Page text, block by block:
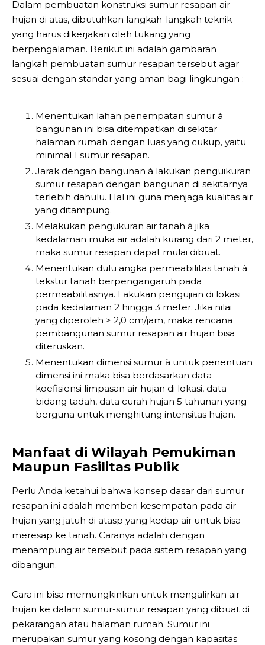
Dalam pembuatan konstruksi sumur resapan air
hujan di atas, dibutuhkan langkah-langkah teknik
yang harus dikerjakan oleh tukang yang
berpengalaman. Berikut ini adalah gambaran
langkah pembuatan sumur resapan tersebut agar
sesuai dengan standar yang aman bagi lingkungan :
Menentukan lahan penempatan sumur à
bangunan ini bisa ditempatkan di sekitar
halaman rumah dengan luas yang cukup, yaitu
minimal 1 sumur resapan.
Jarak dengan bangunan à lakukan penguikuran
sumur resapan dengan bangunan di sekitarnya
terlebih dahulu. Hal ini guna menjaga kualitas air
yang ditampung.
Melakukan pengukuran air tanah à jika
kedalaman muka air adalah kurang dari 2 meter,
maka sumur resapan dapat mulai dibuat.
Menentukan dulu angka permeabilitas tanah à
tekstur tanah berpengangaruh pada
permeabilitasnya. Lakukan pengujian di lokasi
pada kedalaman 2 hingga 3 meter. Jika nilai
yang diperoleh > 2,0 cm/jam, maka rencana
pembangunan sumur resapan air hujan bisa
diteruskan.
Menentukan dimensi sumur à untuk penentuan
dimensi ini maka bisa berdasarkan data
koefisiensi limpasan air hujan di lokasi, data
bidang tadah, data curah hujan 5 tahunan yang
berguna untuk menghitung intensitas hujan.
Manfaat di Wilayah Pemukiman
Maupun Fasilitas Publik
Perlu Anda ketahui bahwa konsep dasar dari sumur
resapan ini adalah memberi kesempatan pada air
hujan yang jatuh di atasp yang kedap air untuk bisa
meresap ke tanah. Caranya adalah dengan
menampung air tersebut pada sistem resapan yang
dibangun.
Cara ini bisa memungkinkan untuk mengalirkan air
hujan ke dalam sumur-sumur resapan yang dibuat di
pekarangan atau halaman rumah. Sumur ini
merupakan sumur yang kosong dengan kapasitas